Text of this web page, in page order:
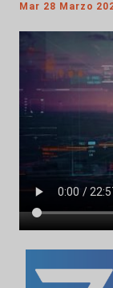
Mar 28 Marzo